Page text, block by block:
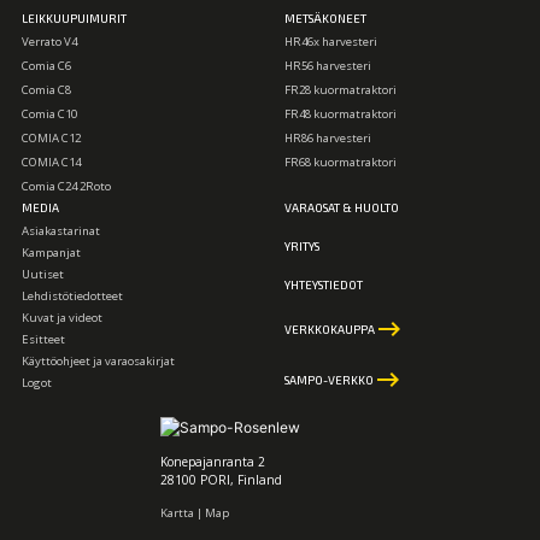
LEIKKUUPUIMURIT
Verrato V4
Comia C6
Comia C8
Comia C10
COMIA C12
COMIA C14
Comia C24 2Roto
METSÄKONEET
HR46x harvesteri
HR56 harvesteri
FR28 kuormatraktori
FR48 kuormatraktori
HR86 harvesteri
FR68 kuormatraktori
MEDIA
Asiakastarinat
Kampanjat
Uutiset
Lehdistötiedotteet
Kuvat ja videot
Esitteet
Käyttöohjeet ja varaosakirjat
Logot
VARAOSAT & HUOLTO
YRITYS
YHTEYSTIEDOT
VERKKOKAUPPA keyboard_backspace
SAMPO-VERKKO keyboard_backspace
Konepajanranta 2
28100 PORI, Finland
Kartta | Map